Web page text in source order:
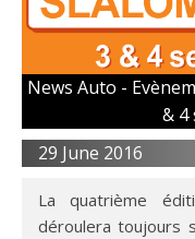
News Auto -
& 4
29 June 2016
La quatrième
déroulera toujours